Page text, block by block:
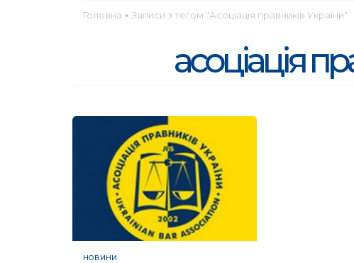
Головна ● Записи з тегом "Асоціація правників України"
асоціація
НОВИНИ